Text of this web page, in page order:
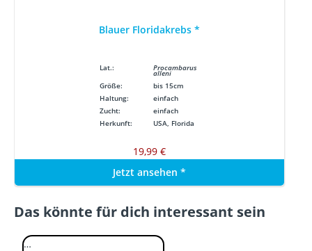
Blauer Floridakrebs *
Lat.: Procambarus
alleni
Größe:
bis 15cm
Haltung:
einfach
Zucht:
einfach
Herkunft:
USA, Florida
19,99 €
Jetzt ansehen *
Das könnte für dich interessant sein
…